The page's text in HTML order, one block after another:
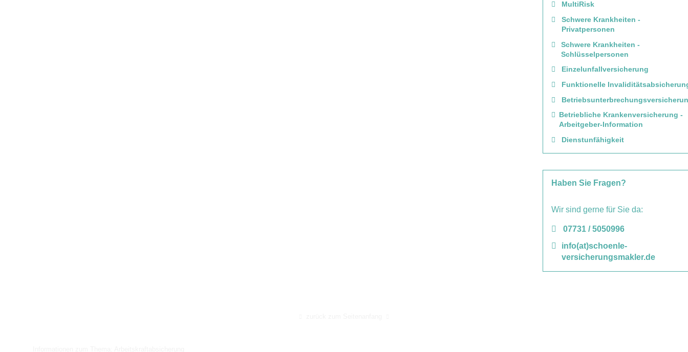
MultiRisk
Schwere Krankheiten -
Privatpersonen
Schwere Krankheiten -
Schlüsselpersonen
Einzelunfallversicherung
Funktionelle
Betriebliche Krankenversicherung -
Arbeitgeber-Information
Dienstunfähigkeit
Haben Sie Fragen?
Wir sind gerne für Sie da:
07731 / 5050996
info(at)schoenle-
versicherungsmakler.de